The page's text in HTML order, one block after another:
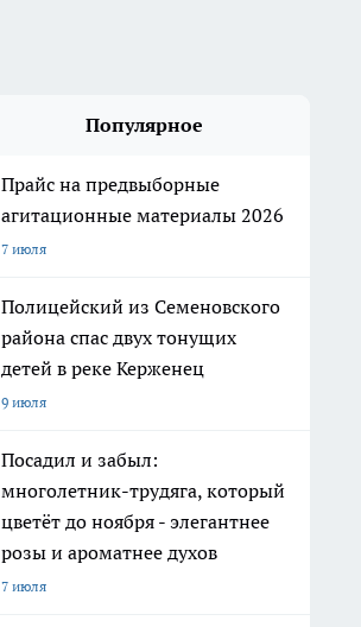
Популярное
Прайс на предвыборные
агитационные материалы 2026
7 июля
Полицейский из Семеновского
района спас двух тонущих
детей в реке Керженец
9 июля
Посадил и забыл:
многолетник-трудяга, который
цветёт до ноября - элегантнее
розы и ароматнее духов
7 июля